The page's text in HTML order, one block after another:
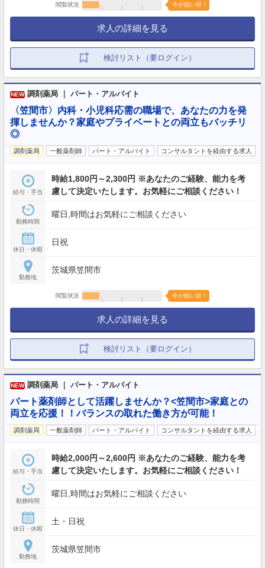
閲覧状況 今が狙い目！
求人の詳細を見る
検討リスト（要ログイン）
NEW 調剤薬局 ｜ パート・アルバイト
〈笠間市〉内科・小児科応需の職場で、あなたの力を発
揮しませんか？家庭やプライベートとの両立もバッチリ
◎
調剤薬局 一般薬剤師 パート・アルバイト コンサルタントを経由する求人
給与・手当
時給1,800円～2,300円 ※あなたのご経験、能力を考
慮して決定いたします。お気軽にご相談ください！
勤務時間
曜日,時間はお気軽にご相談ください
休日・休暇
日祝
勤務地
茨城県笠間市
閲覧状況 今が狙い目！
求人の詳細を見る
検討リスト（要ログイン）
NEW 調剤薬局 ｜ パート・アルバイト
パート薬剤師として活躍しませんか？<笠間市>家庭との
両立を応援！！バランスの取れた働き方が可能！
調剤薬局 一般薬剤師 パート・アルバイト コンサルタントを経由する求人
給与・手当
時給2,000円～2,600円 ※あなたのご経験、能力を考
慮して決定いたします。お気軽にご相談ください！
勤務時間
曜日,時間はお気軽にご相談ください
休日・休暇
土・日祝
勤務地
茨城県笠間市